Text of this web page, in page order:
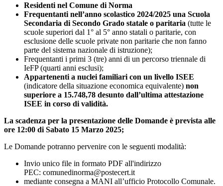
Residenti nel Comune di Norma
Frequentanti nell’anno scolastico 2024/2025 una Scuola
Secondaria di Secondo Grado statale o paritaria (tutte le
scuole superiori dal 1° al 5° anno statali o paritarie, con
esclusione delle scuole private non paritarie che non fanno
parte del sistema nazionale di istruzione);
Frequentanti i primi 3 (tre) anni di un percorso triennale di
IeFP (quarti anni esclusi);
Appartenenti a nuclei familiari con un livello ISEE
(indicatore della situazione economica equivalente) non
superiore a 15.748,78 desunto dall’ultima attestazione
ISEE in corso di validità.
La scadenza per la presentazione delle Domande è prevista alle
ore 12:00 di Sabato 15 Marzo 2025;
Le Domande potranno pervenire con le seguenti modalità:
Invio unico file in formato PDF all'indirizzo
PEC: comunedinorma@postecert.it
mediante consegna a MANI all’ufficio Protocollo Comunale.